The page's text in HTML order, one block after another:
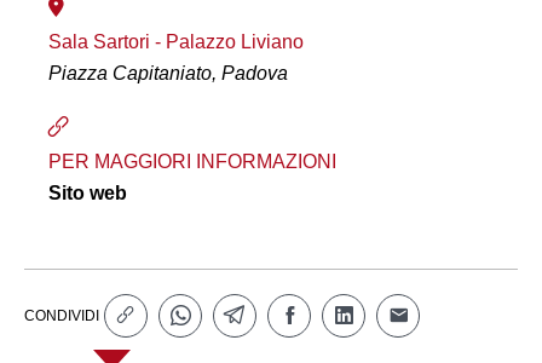
Sala Sartori - Palazzo Liviano
Piazza Capitaniato, Padova
PER MAGGIORI INFORMAZIONI
Sito web
CONDIVIDI